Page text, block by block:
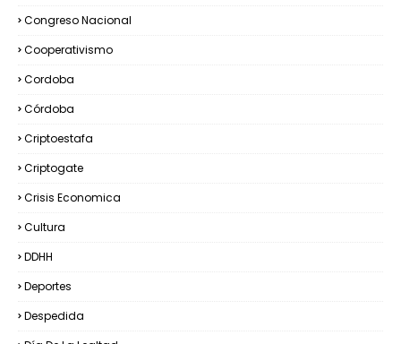
Congreso Nacional
Cooperativismo
Cordoba
Córdoba
Criptoestafa
Criptogate
Crisis Economica
Cultura
DDHH
Deportes
Despedida